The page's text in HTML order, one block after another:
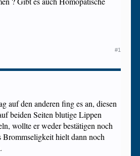
#1
auf den anderen fing es an, diesen
beiden Seiten blutige Lippen
wollte er weder bestätigen noch
hielt dann noch